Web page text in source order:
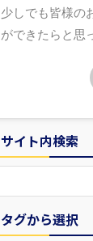
少しでも皆様の
ができたらと思
サイト内検索
タグから選択